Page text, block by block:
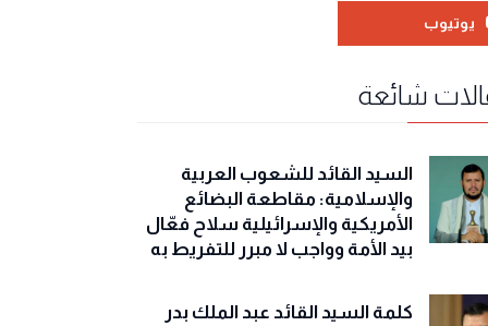
يوتيوب
شائعة
السيد القائد للشعوب العربية
والإسلامية: مقاطعة البضائع
الأمريكية والإسرائيلية سلاح فعّال
بيد الأمة وواجب لا مبرر للتفريط به
كلمة السيد القائد عبد الملك بدر